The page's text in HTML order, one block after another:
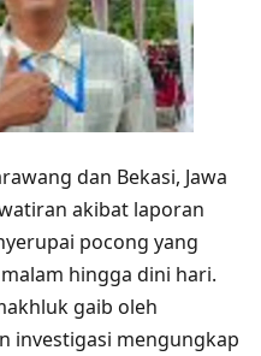
dan Bekasi, Jawa
akibat laporan
pocong yang
hingga dini hari.
gaib oleh
investigasi mengungkap